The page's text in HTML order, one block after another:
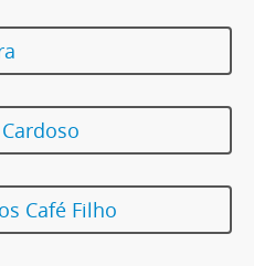
Café Filho